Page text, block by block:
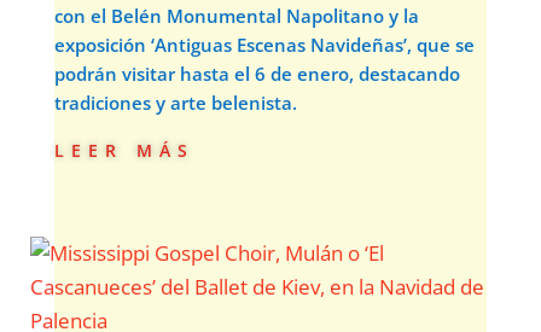
con el Belén Monumental Napolitano y la
exposición ‘Antiguas Escenas Navideñas’, que se
podrán visitar hasta el 6 de enero, destacando
tradiciones y arte belenista.
leer más